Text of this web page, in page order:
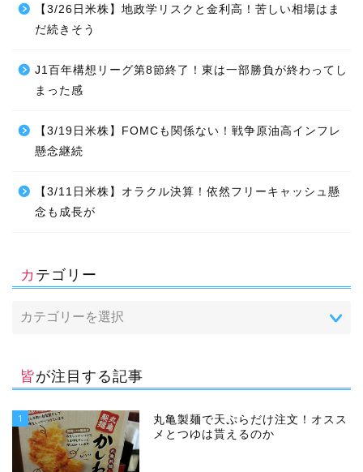
【3/26日米株】地政学リスクと金利高！苦しい相場はま
だ続きそう
J1百年構想リーグ第8節終了！東は一部勝負が終わってし
まった感
【3/19日米株】FOMCも関係ない！戦争原油高インフレ
懸念継続
【3/11日米株】オラクル決算！依然フリーキャッシュ懸
念も成長が
カテゴリー
皆が注目する記事
1
丸亀製麺で天ぷらだけ注文！オスス
メとつゆは貰えるのか